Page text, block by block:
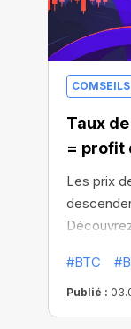
Taux
= profit
Les prix
vague au
#BTC
Publié :